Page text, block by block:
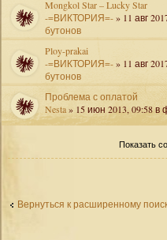
Mongkol Star – Lucky Star
-=ВИКТОРИЯ=-» 11 авг
бутонов
Ploy-prakai
-=ВИКТОРИЯ=-» 11 авг
бутонов
Проблема с оплатой
Nesta» 15 июн 2013, 09:58 в
Показать
Вернуться к расширенному